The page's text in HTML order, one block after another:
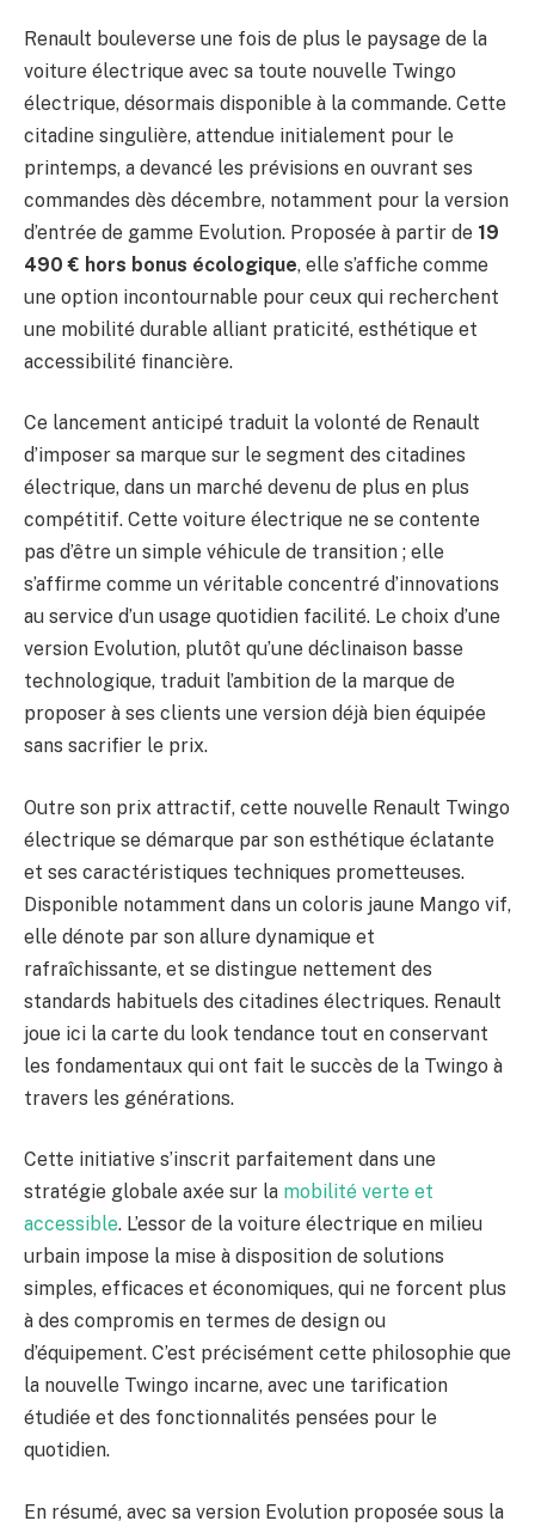
Renault bouleverse une fois de plus le paysage de la
voiture électrique avec sa toute nouvelle Twingo
électrique, désormais disponible à la commande. Cette
citadine singulière, attendue initialement pour le
printemps, a devancé les prévisions en ouvrant ses
commandes dès décembre, notamment pour la version
d’entrée de gamme Evolution. Proposée à partir de 19
490 € hors bonus écologique, elle s’affiche comme
une option incontournable pour ceux qui recherchent
une mobilité durable alliant praticité, esthétique et
accessibilité financière.
Ce lancement anticipé traduit la volonté de Renault
d’imposer sa marque sur le segment des citadines
électrique, dans un marché devenu de plus en plus
compétitif. Cette voiture électrique ne se contente
pas d’être un simple véhicule de transition ; elle
s’affirme comme un véritable concentré d’innovations
au service d’un usage quotidien facilité. Le choix d’une
version Evolution, plutôt qu’une déclinaison basse
technologique, traduit l’ambition de la marque de
proposer à ses clients une version déjà bien équipée
sans sacrifier le prix.
Outre son prix attractif, cette nouvelle Renault Twingo
électrique se démarque par son esthétique éclatante
et ses caractéristiques techniques prometteuses.
Disponible notamment dans un coloris jaune Mango vif,
elle dénote par son allure dynamique et
rafraîchissante, et se distingue nettement des
standards habituels des citadines électriques. Renault
joue ici la carte du look tendance tout en conservant
les fondamentaux qui ont fait le succès de la Twingo à
travers les générations.
Cette initiative s’inscrit parfaitement dans une
stratégie globale axée sur la mobilité verte et
accessible. L’essor de la voiture électrique en milieu
urbain impose la mise à disposition de solutions
simples, efficaces et économiques, qui ne forcent plus
à des compromis en termes de design ou
d’équipement. C’est précisément cette philosophie que
la nouvelle Twingo incarne, avec une tarification
étudiée et des fonctionnalités pensées pour le
quotidien.
En résumé, avec sa version Evolution proposée sous la